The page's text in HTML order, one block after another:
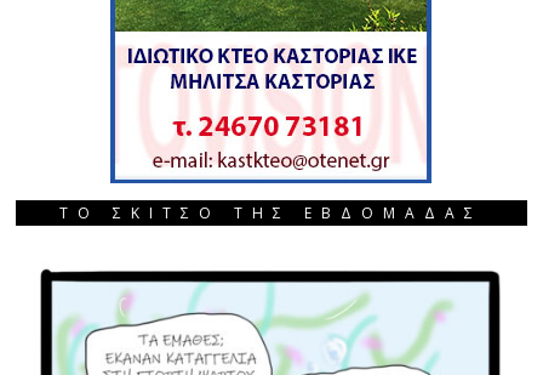
ΤΟ ΣΚΙΤΣΟ ΤΗΣ ΕΒΔΟΜΑΔΑΣ